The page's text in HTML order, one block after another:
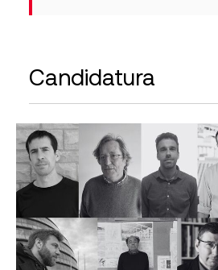
Candidatura